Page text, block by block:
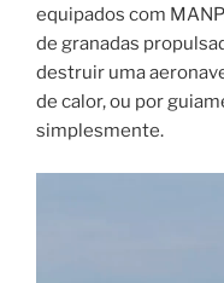
equipados com
de granadas
destruir uma
de calor, ou por
simplesmente.